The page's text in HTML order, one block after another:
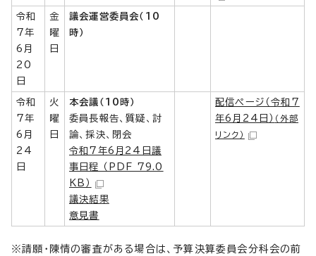
令和
7年
6月
20
日
金
曜
日
議会運営委員会（10
時）
令和
7年
6月
24
日
火
曜
日
本会議（10時）
委員長報告、質疑、討
論、採決、閉会
令和7年6月24日議
事日程 （PDF 79.0
KB）
議決結果
意見書
配信ページ（令和7
年6月24日） （外部
リンク）
※請願・陳情の審査がある場合は、予算決算委員会分科会の前